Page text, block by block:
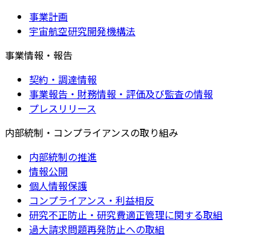
事業計画
宇宙航空研究開発機構法
事業情報・報告
契約・調達情報
事業報告・財務情報・評価及び監査の情報
プレスリリース
内部統制・コンプライアンスの取り組み
内部統制の推進
情報公開
個人情報保護
コンプライアンス・利益相反
研究不正防止・研究費適正管理に関する取組
過大請求問題再発防止への取組